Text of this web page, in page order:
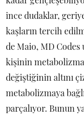
ince dudaklar,
kaşların tercih
de Maio, MD Codes
kişinin metabolizma
değiştiğinin altını
metabolizmaya
parçalıyor. Bunun